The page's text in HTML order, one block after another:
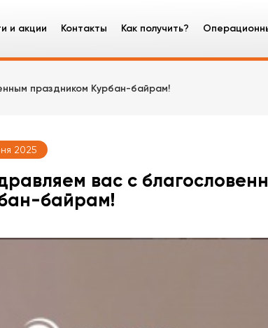
и акции Контакты Как получить?
праздником Курбан-байрам!
2025
вас с
байрам!